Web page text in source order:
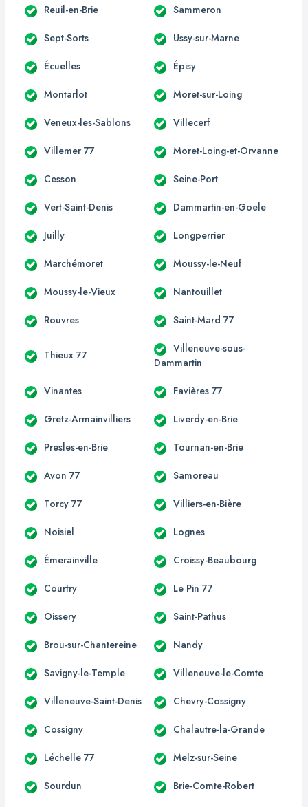
Reuil-en-Brie Sammeron
Sept-Sorts Ussy-sur-Marne
Écuelles Épisy
Montarlot Moret-sur-Loing
Veneux-les-Sablons Villecerf
Villemer 77 Moret-Loing-et-Orvanne
Cesson Seine-Port
Vert-Saint-Denis Dammartin-en-Goële
Juilly Longperrier
Marchémoret Moussy-le-Neuf
Moussy-le-Vieux Nantouillet
Rouvres Saint-Mard 77
Thieux 77
Villeneuve-sous-
Dammartin
Vinantes Favières 77
Gretz-Armainvilliers Liverdy-en-Brie
Presles-en-Brie Tournan-en-Brie
Avon 77 Samoreau
Torcy 77 Villiers-en-Bière
Noisiel Lognes
Émerainville Croissy-Beaubourg
Courtry Le Pin 77
Oissery Saint-Pathus
Brou-sur-Chantereine Nandy
Savigny-le-Temple Villeneuve-le-Comte
Villeneuve-Saint-Denis Chevry-Cossigny
Cossigny Chalautre-la-Grande
Léchelle 77 Melz-sur-Seine
Sourdun Brie-Comte-Robert